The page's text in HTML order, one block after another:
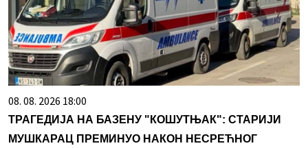
08. 08. 2026 18:00
ТРАГЕДИЈА НА БАЗЕНУ "КОШУТЊАК": СТАРИЈИ
МУШКАРАЦ ПРЕМИНУО НАКОН НЕСРЕЋНОГ